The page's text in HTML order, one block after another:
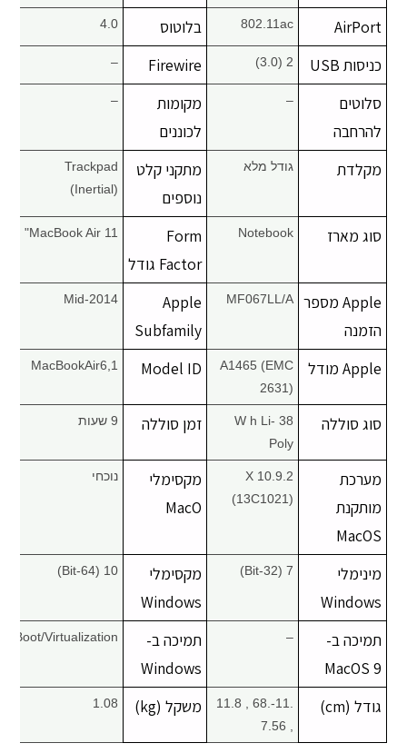
AirPort
802.11ac בלוטוס 4.0
כניסות USB 2 (3.0)
Firewire
–
סלוטים
להרחבה
–
מקומות
לכוננים
–
מקלדת גודל מלא
מתקני קלט
נוספים
Trackpad
(Inertial)
סוג מארז Notebook
Form
Factor גודל
MacBook Air 11"
Apple מספר
הזמנה
MF067LL/A
Apple
Subfamily
Mid-2014
Apple מודל
A1465 (EMC
2631)
Model ID
MacBookAir6,1
סוג סוללה
38 W h Li-
Poly
זמן סוללה 9 שעות
מערכת
מותקנת
MacOS
X 10.9.2
(13C1021)
מקסימלי
MacO
נוכחי
מינימלי
Windows
7 (32-Bit)
מקסימלי
Windows
10 (64-Bit)
תמיכה ב-
MacOS 9
–
תמיכה ב-
Windows
Boot/Virtualization
גודל (cm)
.11-.68 , 11.8
משקל (kg) 1.08